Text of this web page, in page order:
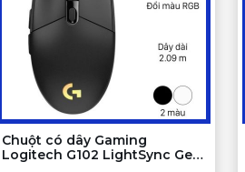
Chuột có dây Gaming
Logitech G102 LightSync Gen